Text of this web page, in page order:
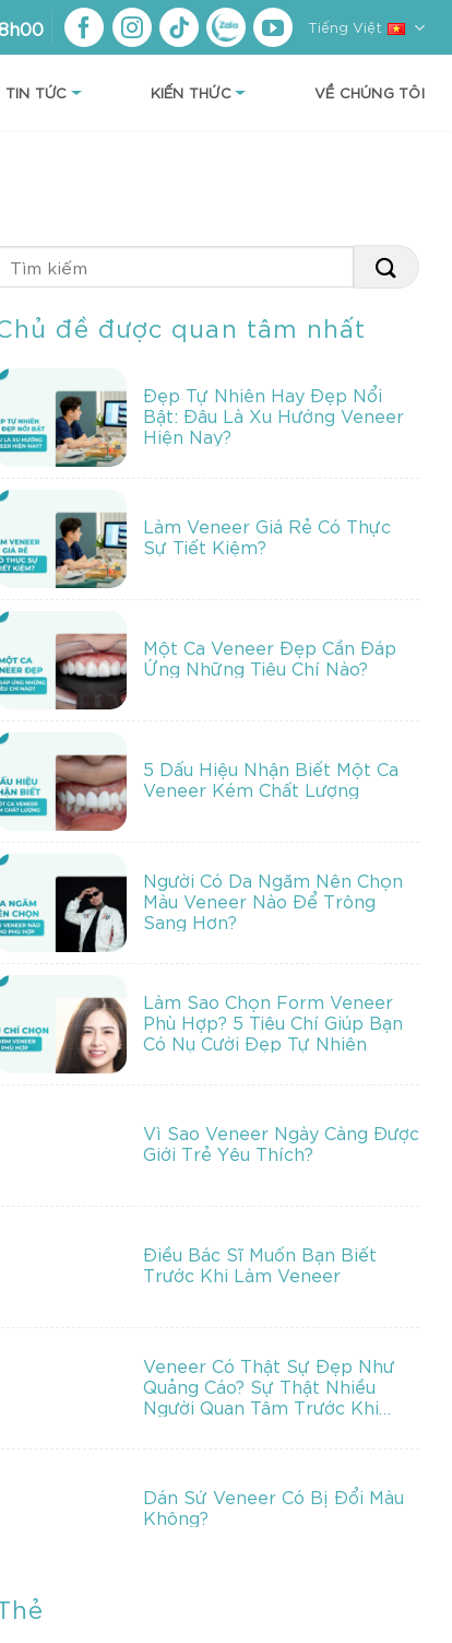
Tiếng Việt
TIN TỨC KIẾN THỨC VỀ CHÚNG TÔI
đề được quan tâm nhất
Đẹp Tự Nhiên Hay Đẹp Nổi
Bật: Đâu Là Xu Hướng Veneer
Hiện Nay?
Làm Veneer Giá Rẻ Có Thực
Sự Tiết Kiệm?
Một Ca Veneer Đẹp Cần Đáp
Ứng Những Tiêu Chí Nào?
5 Dấu Hiệu Nhận Biết Một Ca
Veneer Kém Chất Lượng
Người Có Da Ngăm Nên Chọn
Màu Veneer Nào Để Trông
Sang Hơn?
Làm Sao Chọn Form Veneer
Phù Hợp? 5 Tiêu Chí Giúp Bạn
Có Nụ Cười Đẹp Tự Nhiên
Vì Sao Veneer Ngày Càng Được
Giới Trẻ Yêu Thích?
Điều Bác Sĩ Muốn Bạn Biết
Trước Khi Làm Veneer
Veneer Có Thật Sự Đẹp Như
Quảng Cáo? Sự Thật Nhiều
Người Quan Tâm Trước Khi
Dán Sứ Veneer Có Bị Đổi Màu
Không?